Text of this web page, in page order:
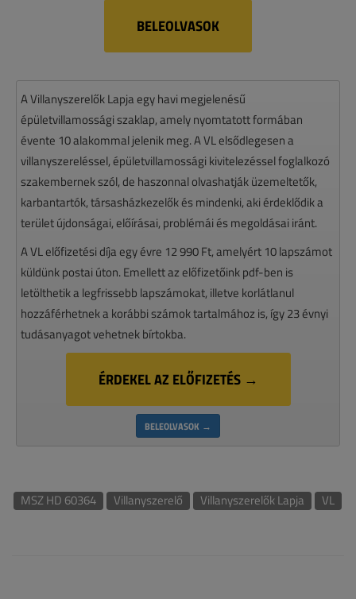
BELEOLVASOK
A Villanyszerelők Lapja egy havi megjelenésű
épületvillamossági szaklap, amely nyomtatott formában
évente 10 alakommal jelenik meg. A VL elsődlegesen a
villanyszereléssel, épületvillamossági kivitelezéssel foglalkozó
szakembernek szól, de haszonnal olvashatják üzemeltetők,
karbantartók, társasházkezelők és mindenki, aki érdeklődik a
terület újdonságai, előírásai, problémái és megoldásai iránt.
A VL előfizetési díja egy évre 12 990 Ft, amelyért 10 lapszámot
küldünk postai úton. Emellett az előfizetőink pdf-ben is
letölthetik a legfrissebb lapszámokat, illetve korlátlanul
hozzáférhetnek a korábbi számok tartalmához is, így 23 évnyi
tudásanyagot vehetnek bírtokba.
ÉRDEKEL AZ ELŐFIZETÉS →
BELEOLVASOK →
MSZ HD 60364 Villanyszerelő Villanyszerelők Lapja VL